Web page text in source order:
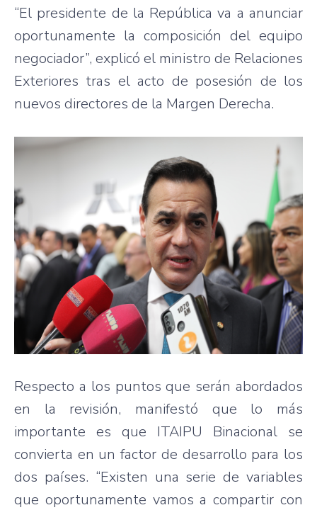
“El presidente de la República va a anunciar
oportunamente la composición del equipo
negociador”, explicó el ministro de Relaciones
Exteriores tras el acto de posesión de los
nuevos directores de la Margen Derecha.
Respecto a los puntos que serán abordados
en la revisión, manifestó que lo más
importante es que ITAIPU Binacional se
convierta en un factor de desarrollo para los
dos países. “Existen una serie de variables
que oportunamente vamos a compartir con